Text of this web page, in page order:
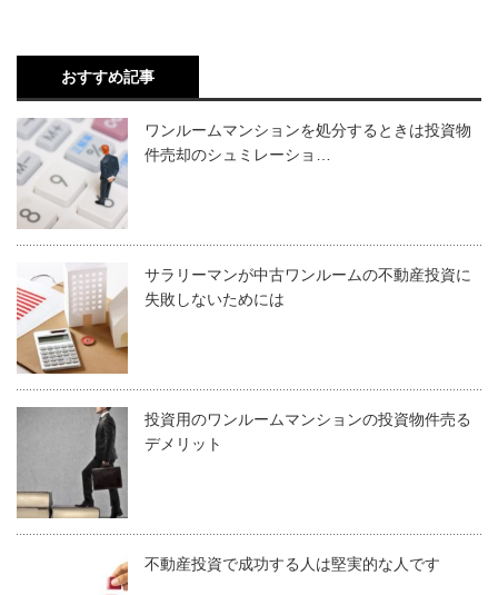
おすすめ記事
ワンルームマンションを処分するときは投資物
件売却のシュミレーショ…
サラリーマンが中古ワンルームの不動産投資に
失敗しないためには
投資用のワンルームマンションの投資物件売る
デメリット
不動産投資で成功する人は堅実的な人です